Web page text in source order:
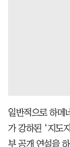
일반적으로 하메
가 강하된 ‘지도
부 공개 연설을